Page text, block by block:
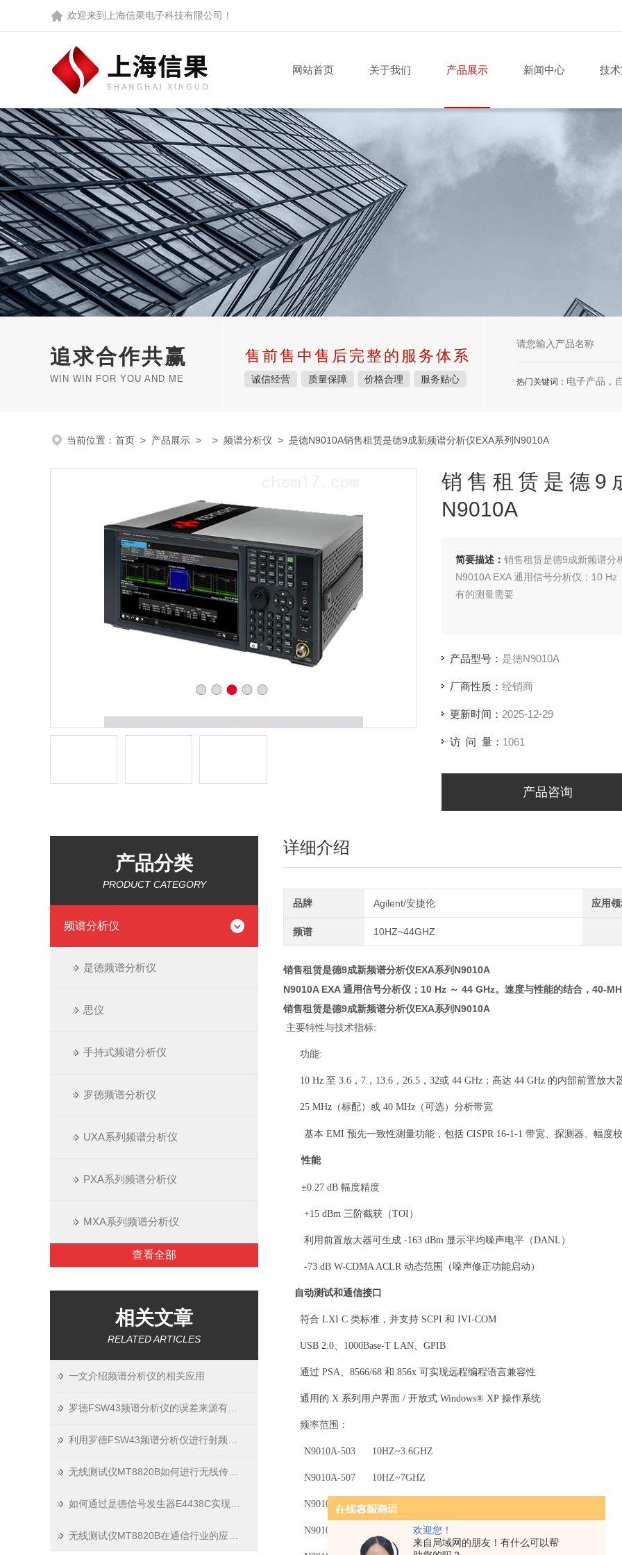
欢迎您！
来自局域网的朋友！有什么可以帮
欢迎来到 上海信果电子科技有限公司 ！
网站首页 关于我们 产品展示 新闻中心 技
追求合作共赢
WIN WIN FOR YOU AND ME
售前售中售后完整的服务体系
诚信经营 质量保障 价格合理 服务贴心 热门关键词： 电子产品，
当前位置： 首页 > 产品展示 > > 频谱分析仪 > 是德N9010A销售租赁是德9成新频谱分析仪EXA系列N9010A
销售租赁是德9
N9010A
简要描述： 销售租赁是德9成新频谱分
N9010A EXA 通用信号分析仪；10
有的测量需要
产品型号： 是德N9010A
厂商性质： 经销商
更新时间： 2025-12-29
访 问 量： 1061
产品咨询
产品分类
PRODUCT CATEGORY
频谱分析仪
是德频谱分析仪
思仪
手持式频谱分析仪
罗德频谱分析仪
UXA系列频谱分析仪
PXA系列频谱分析仪
MXA系列频谱分析仪
查看全部
相关文章
RELATED ARTICLES
一文介绍频谱分析仪的相关应用
详细介绍
品牌 Agilent/安捷伦 应用
频谱 10HZ~44GHZ
销售租赁是德9成新频谱分析仪EXA系列N9010A
N9010A EXA 通用信号分析仪；10 Hz ～ 44 GHz。速度与性能的结合，40-
销售租赁是德9成新频谱分析仪EXA系列N9010A
主要特性与技术指标:
功能:
10 Hz 至 3.6 ， 7 ， 13.6 ， 26.5 ， 32或 44 GHz ；高达 44 GHz 的内部前置放大
25 MHz （标配）或 40 MHz （可选）分析带宽
基本 EMI 预先一致性测量功能，包括 CISPR 16-1-1 带宽、探测器、幅度
性能
±0.27 dB 幅度精度
+15 dBm 三阶截获（TOI ）
利用前置放大器可生成 -163 dBm 显示平均噪声电平（DANL ）
-73 dB W-CDMA ACLR 动态范围（噪声修正功能启动）
自动测试和通信接口
符合 LXI C 类标准，并支持 SCPI 和 IVI-COM
USB 2.0、 1000Base-T LAN、 GPIB
通过 PSA、 8566/68 和 856x 可实现远程编程语言兼容性
通用的 X 系列用户界面 / 开放式 Windows® XP 操作系统
频率范围：
N9010A-503 10HZ~3.6GHZ
N9010A-507 10HZ~7GHZ
N9010A-513 10HZ~13.6GHZ
N9010A-526 10HZ~26.5GHZ